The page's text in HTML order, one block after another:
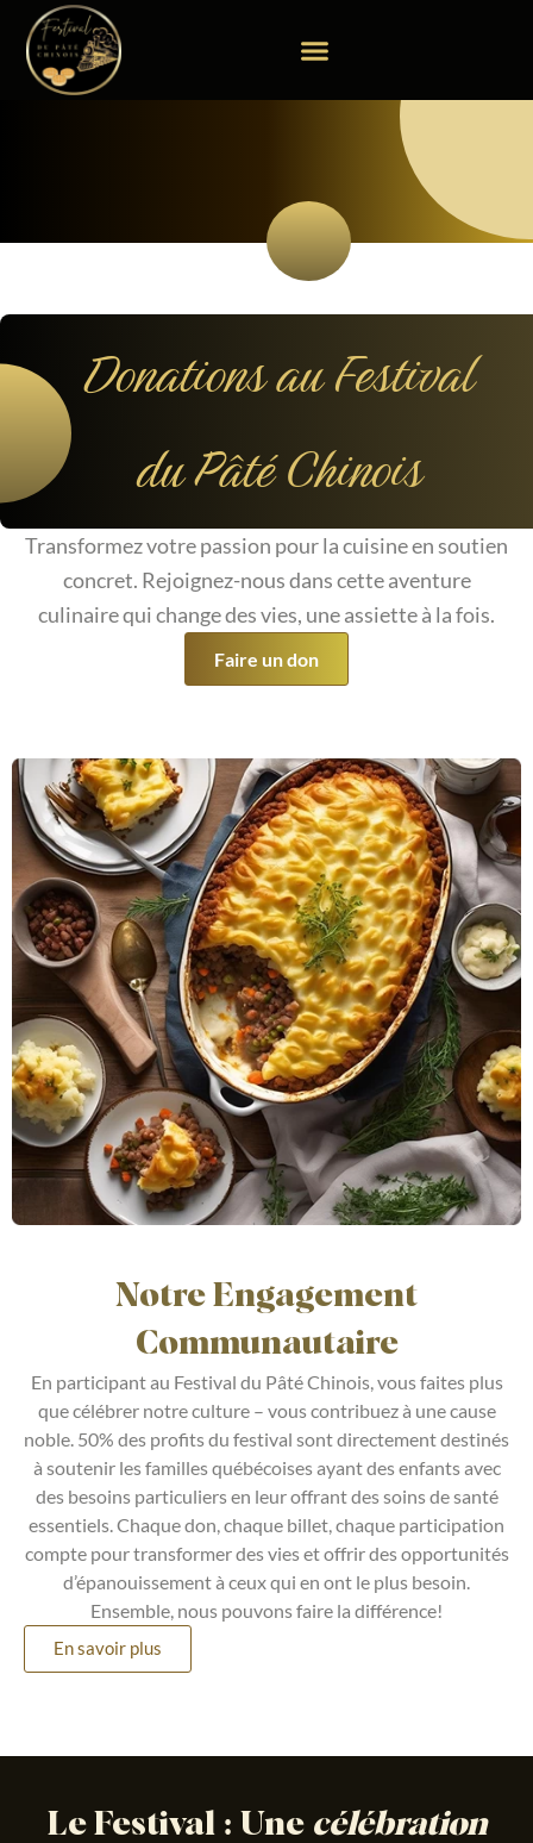
contenu
Donations au Festival
du Pâté Chinois
Transformez votre passion pour la cuisine en soutien
concret. Rejoignez-nous dans cette aventure
culinaire qui change des vies, une assiette à la fois.
Faire un don
Notre Engagement
Communautaire
En participant au Festival du Pâté Chinois, vous faites plus
que célébrer notre culture – vous contribuez à une cause
noble. 50% des profits du festival sont directement destinés
à soutenir les familles québécoises ayant des enfants avec
des besoins particuliers en leur offrant des soins de santé
essentiels. Chaque don, chaque billet, chaque participation
compte pour transformer des vies et offrir des opportunités
d’épanouissement à ceux qui en ont le plus besoin.
Ensemble, nous pouvons faire la différence!
En savoir plus
Le Festival : Une célébration